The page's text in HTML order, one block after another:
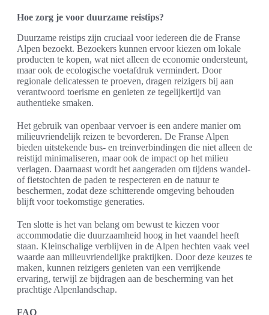
Hoe zorg je voor duurzame reistips?
Duurzame reistips zijn cruciaal voor iedereen die de Franse
Alpen bezoekt. Bezoekers kunnen ervoor kiezen om lokale
producten te kopen, wat niet alleen de economie ondersteunt,
maar ook de ecologische voetafdruk vermindert. Door
regionale delicatessen te proeven, dragen reizigers bij aan
verantwoord toerisme en genieten ze tegelijkertijd van
authentieke smaken.
Het gebruik van openbaar vervoer is een andere manier om
milieuvriendelijk reizen te bevorderen. De Franse Alpen
bieden uitstekende bus- en treinverbindingen die niet alleen de
reistijd minimaliseren, maar ook de impact op het milieu
verlagen. Daarnaast wordt het aangeraden om tijdens wandel-
of fietstochten de paden te respecteren en de natuur te
beschermen, zodat deze schitterende omgeving behouden
blijft voor toekomstige generaties.
Ten slotte is het van belang om bewust te kiezen voor
accommodatie die duurzaamheid hoog in het vaandel heeft
staan. Kleinschalige verblijven in de Alpen hechten vaak veel
waarde aan milieuvriendelijke praktijken. Door deze keuzes te
maken, kunnen reizigers genieten van een verrijkende
ervaring, terwijl ze bijdragen aan de bescherming van het
prachtige Alpenlandschap.
FAQ